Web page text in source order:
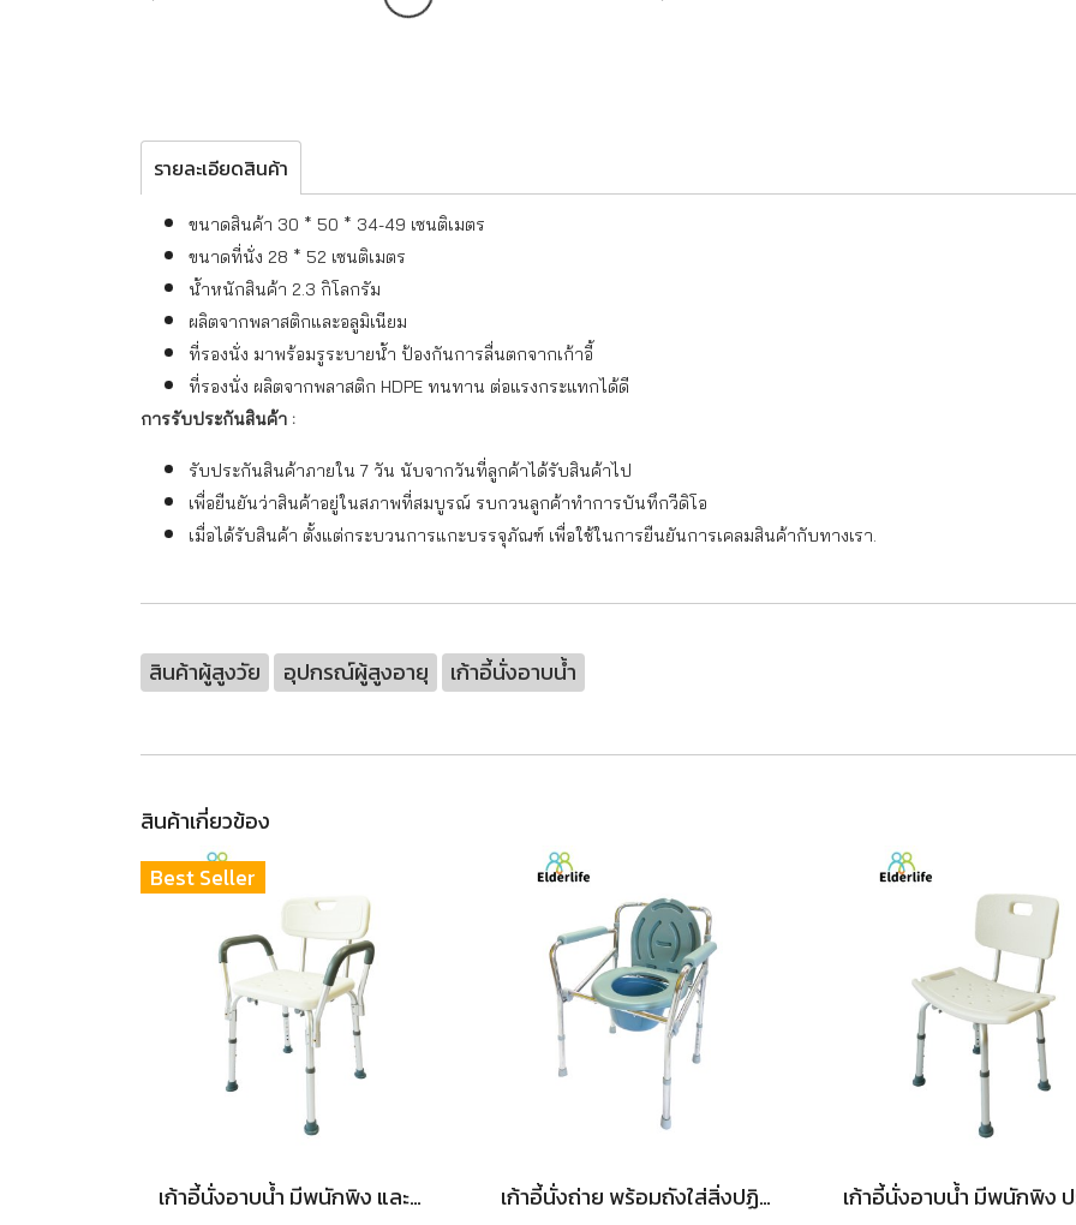
รายละเอียดสินค้า
ขนาดสินค้า 30 * 50 * 34-49 เซนติเมตร
ขนาดที่นั่ง 28 * 52 เซนติเมตร
น้ำหนักสินค้า 2.3 กิโลกรัม
ผลิตจากพลาสติกและอลูมิเนียม
ที่รองนั่ง มาพร้อมรูระบายน้ำ ป้องกันการลื่นตกจากเก้าอี้
ที่รองนั่ง ผลิตจากพลาสติก HDPE ทนทาน ต่อแรงกระแทกได้ดี
การรับประกันสินค้า :
รับประกันสินค้าภายใน 7 วัน นับจากวันที่ลูกค้าได้รับสินค้าไป
เพื่อยืนยันว่าสินค้าอยู่ในสภาพที่สมบูรณ์ รบกวนลูกค้าทำการบันทึกวีดิโอ
เมื่อได้รับสินค้า ตั้งแต่กระบวนการแกะบรรจุภัณฑ์ เพื่อใช้ในการยืนยันการเคลมสินค้ากับทางเรา.
สินค้าผู้สูงวัย อุปกรณ์ผู้สูงอายุ เก้าอี้นั่งอาบน้ำ
สินค้าเกี่ยวข้อง
Best Seller
เก้าอี้นั่งอาบน้ำ มีพนักพิง และราวพยุง ปรับระดับความสูงได้ รุ่น BH-024 เก้าอี้นั่งถ่าย พร้อมถังใส่สิ่งปฏิกูล ปรับระดับความสูง และพับได้ รุ่น BH-028-1